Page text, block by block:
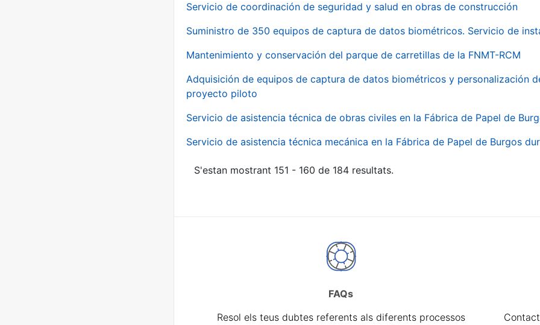
Servicio de coordinación de seguridad y salud en obras de construcción
Suministro de 350 equipos de captura de datos biométricos. Servicio de
Mantenimiento y conservación del parque de carretillas de la FNMT-RCM
Adquisición de equipos de captura de datos biométricos y personalización
proyecto piloto
Servicio de asistencia técnica de obras civiles en la Fábrica de Papel de
Servicio de asistencia técnica mecánica en la Fábrica de Papel de Burgos
S'estan mostrant 151 - 160 de 184 resultats.
FAQs
Resol els teus dubtes referents als diferents processos